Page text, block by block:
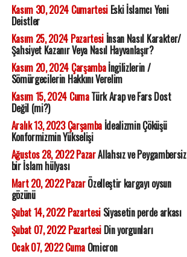
Kasım 30, 2024 CumartesiEski İslamcı Yeni
Deistler
Kasım 25, 2024 Pazartesiİnsan Nasıl Karakter/
Şahsiyet Kazanır Veya Nasıl Hayvanlaşır?
Kasım 20, 2024 Çarşambaİngilizlerin /
Sömürgecilerin Hakkını Verelim
Kasım 15, 2024 CumaTürk Arap ve Fars Dost
Değil (mi?)
Aralık 13, 2023 Çarşambaİdealizmin Çöküşü
Konformizmin Yükselişi
Ağustos 28, 2022 PazarAllahsız ve Peygambersiz
bir İslam hülyası
Mart 20, 2022 PazarÖzelleştir kargayı oysun
gözünü
Şubat 14, 2022 PazartesiSiyasetin perde arkası
Şubat 07, 2022 PazartesiDin yorgunları
Ocak 07, 2022 CumaOmicron